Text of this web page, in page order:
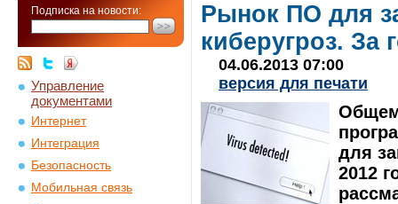
Подписка на новости:
Управление
документами
Интернет
Интеграция
Безопасность
Мобильная связь
Рынок ПО для
киберугроз. За
04.06.2013 07:00
версия для печати
для
2012